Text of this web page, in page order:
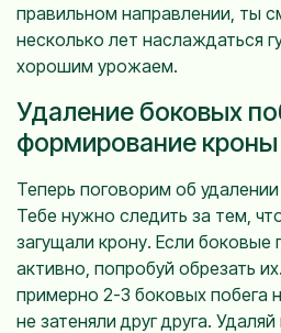
правильном направлении, ты
несколько лет наслаждаться
хорошим урожаем.
Удаление боковых
формирование кроны
Теперь поговорим об
Тебе нужно следить за тем,
загущали крону. Если боковые
активно, попробуй обрезать
примерно 2-3 боковых побега
не затеняли друг друга.